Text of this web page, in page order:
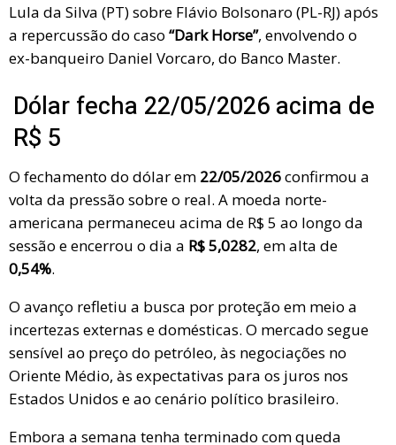
Lula da Silva (PT) sobre Flávio Bolsonaro (PL-RJ) após
a repercussão do caso “Dark Horse”, envolvendo o
ex-banqueiro Daniel Vorcaro, do Banco Master.
Dólar fecha 22/05/2026 acima de
R$ 5
O fechamento do dólar em 22/05/2026confirmou a
volta da pressão sobre o real. A moeda norte-
americana permaneceu acima de R$ 5 ao longo da
sessão e encerrou o dia a R$ 5,0282, em alta de
0,54%.
O avanço refletiu a busca por proteção em meio a
incertezas externas e domésticas. O mercado segue
sensível ao preço do petróleo, às negociações no
Oriente Médio, às expectativas para os juros nos
Estados Unidos e ao cenário político brasileiro.
Embora a semana tenha terminado com queda